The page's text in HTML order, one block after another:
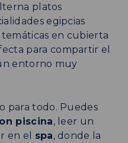
platos
egipcias
temáticas en cubierta
para compartir el
entorno muy
para todo. Puedes
piscina, leer un
en el spa, donde la